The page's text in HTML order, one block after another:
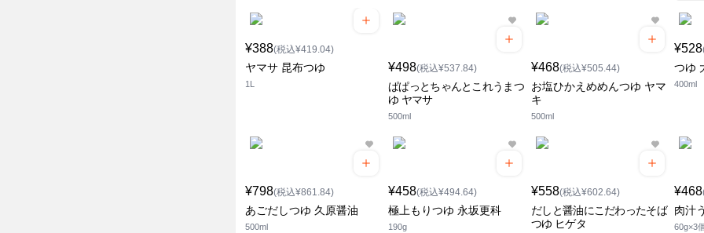
¥388(税込¥419.04)
ヤマサ 昆布つゆ
1L
¥498(税込¥537.84)
ぱぱっとちゃんとこれうまつ
ゆ ヤマサ
500ml
¥468(税込¥505.44)
お塩ひかえめめんつゆ ヤマ
キ
500ml
¥528
つゆ
400ml
¥798(税込¥861.84)
あごだしつゆ 久原醤油
500ml
¥458(税込¥494.64)
極上もりつゆ 永坂更科
190g
¥558(税込¥602.64)
だしと醤油にこだわったそば
つゆ ヒゲタ
¥468
肉汁
60g×3